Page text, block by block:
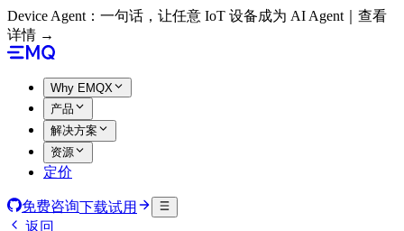
Device Agent：一句话，让任意 IoT 设备成为 AI Agent｜查看
详情 →
Why EMQX
产品
解决方案
资源
定价
免费咨询下载试用
返回